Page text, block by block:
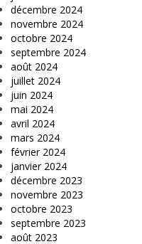
décembre 2024
novembre 2024
octobre 2024
septembre 2024
août 2024
juillet 2024
juin 2024
mai 2024
avril 2024
mars 2024
février 2024
janvier 2024
décembre 2023
novembre 2023
octobre 2023
septembre 2023
août 2023